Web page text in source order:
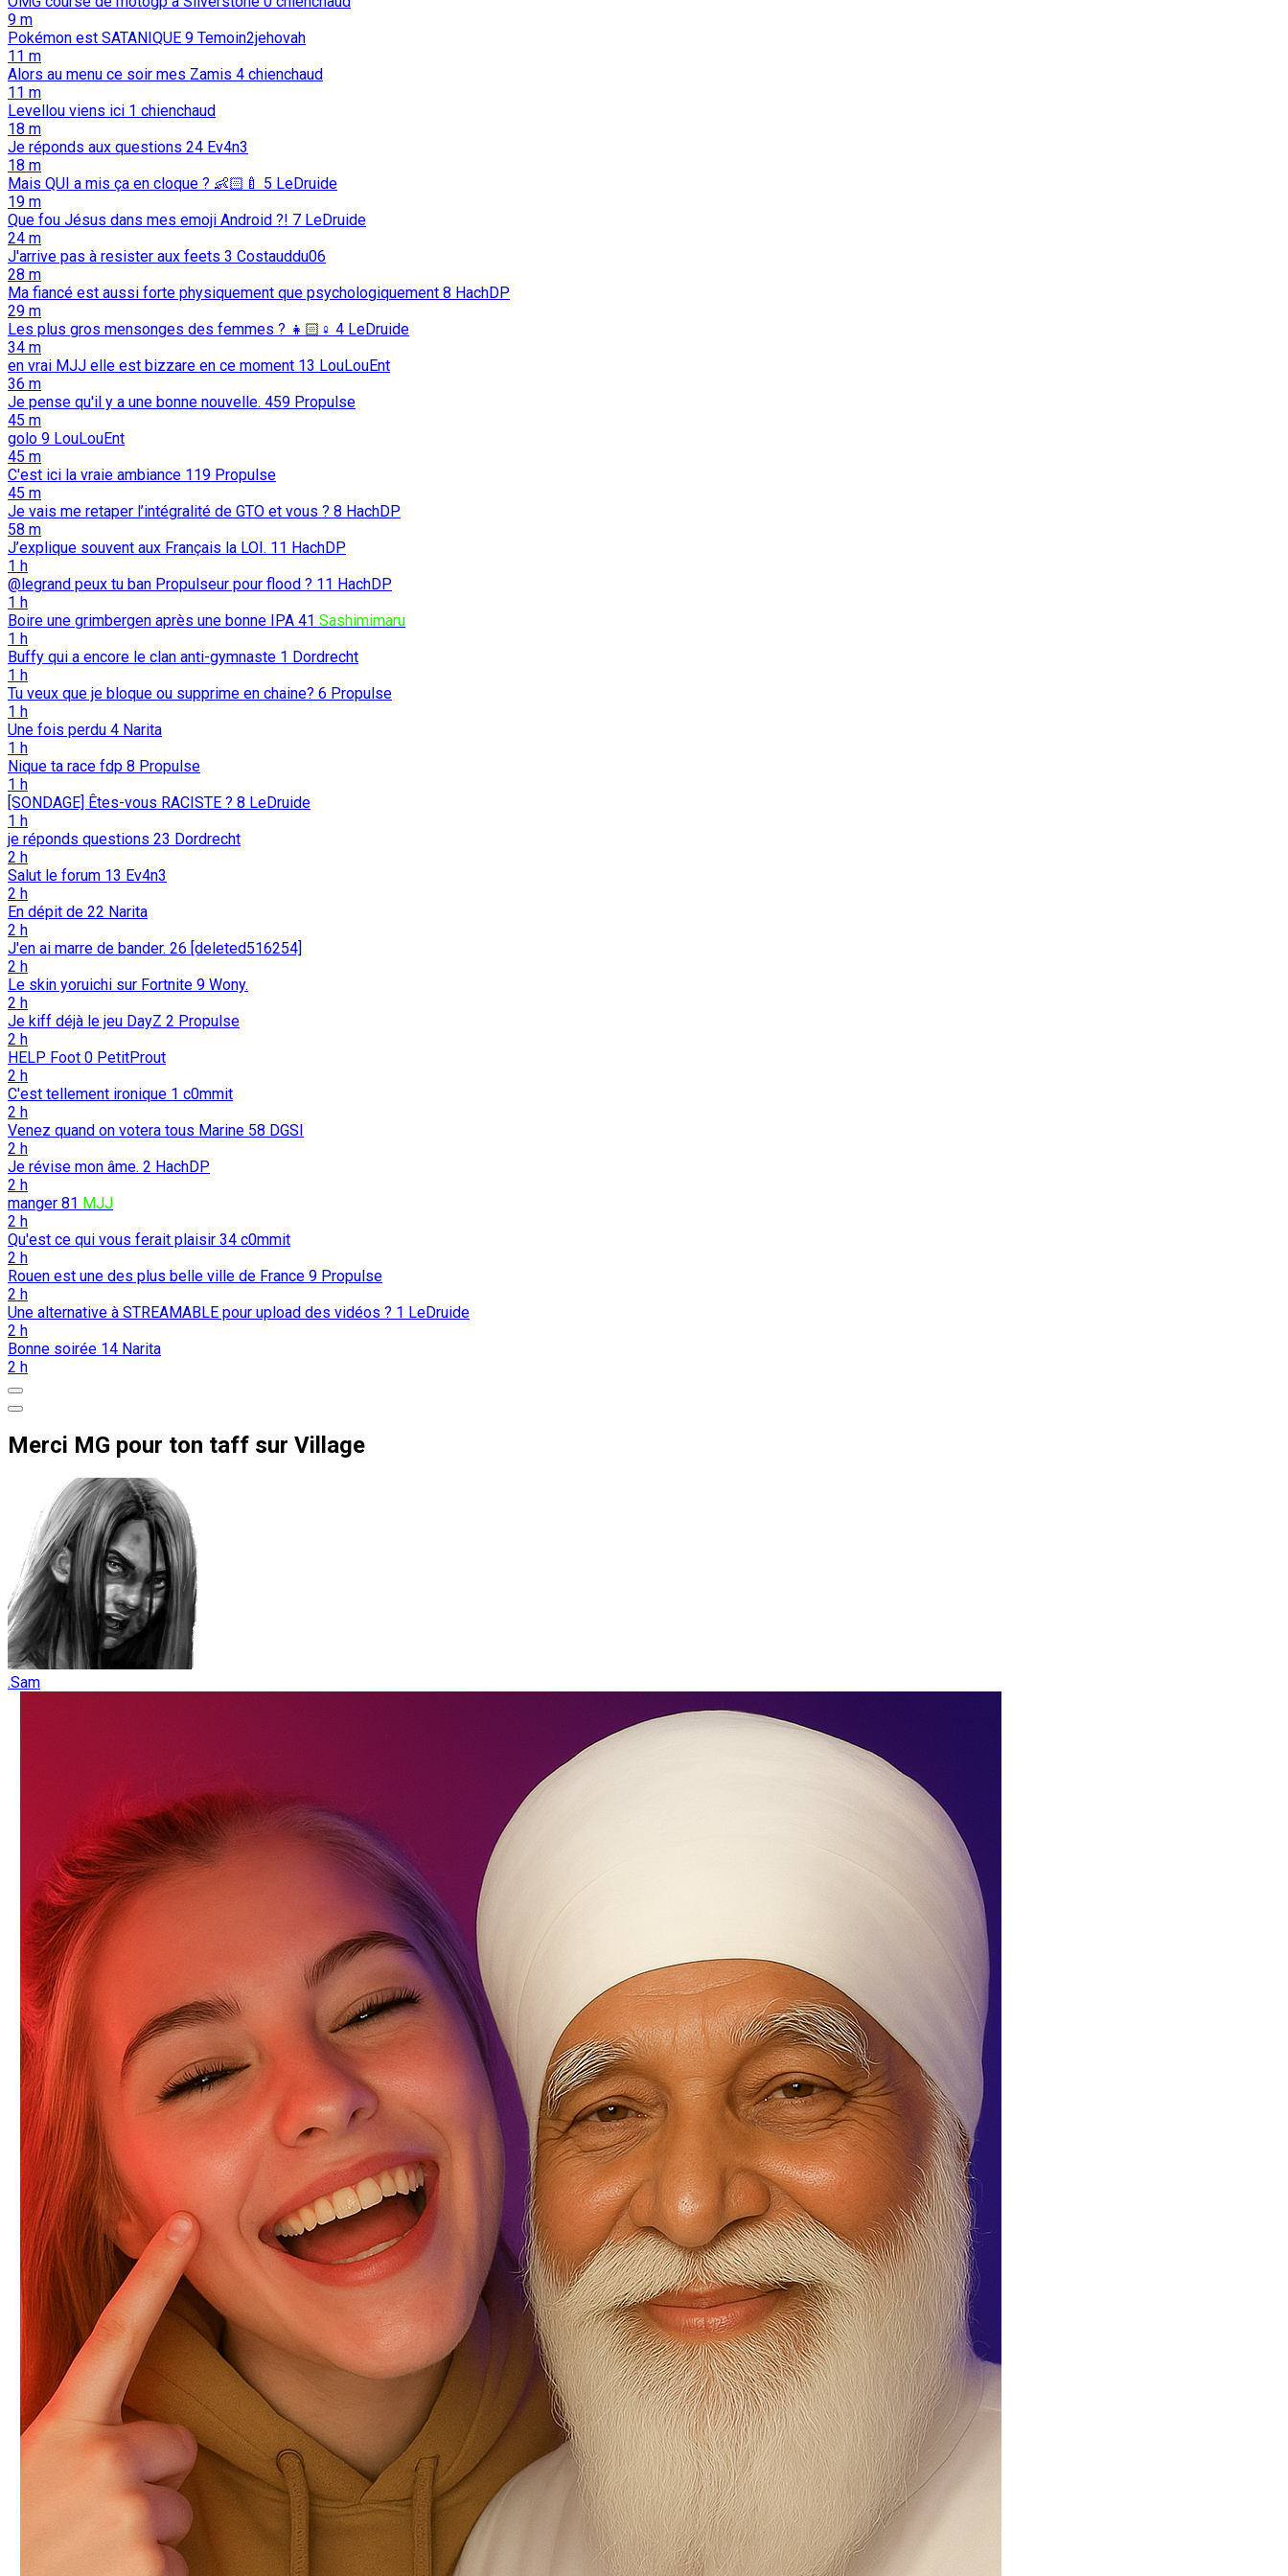
9 m
Pokémon est SATANIQUE 9 Temoin2jehovah
11 m
Alors au menu ce soir mes Zamis 4 chienchaud
11 m
Levellou viens ici 1 chienchaud
18 m
Je réponds aux questions 24 Ev4n3
18 m
Mais QUI a mis ça en cloque ? 👶🏻🍼 5 LeDruide
19 m
Que fou Jésus dans mes emoji Android ?! 7 LeDruide
24 m
J'arrive pas à resister aux feets 3 Costauddu06
28 m
Ma fiancé est aussi forte physiquement que psychologiquement 8 HachDP
29 m
Les plus gros mensonges des femmes ? 👧🏻♀️ 4 LeDruide
34 m
en vrai MJJ elle est bizzare en ce moment 13 LouLouEnt
36 m
Je pense qu'il y a une bonne nouvelle. 459 Propulse
45 m
golo 9 LouLouEnt
45 m
C'est ici la vraie ambiance 119 Propulse
45 m
Je vais me retaper l’intégralité de GTO et vous ? 8 HachDP
58 m
J’explique souvent aux Français la LOI. 11 HachDP
1 h
@legrand peux tu ban Propulseur pour flood ? 11 HachDP
1 h
Boire une grimbergen après une bonne IPA 41 Sashimimaru
1 h
Buffy qui a encore le clan anti-gymnaste 1 Dordrecht
1 h
Tu veux que je bloque ou supprime en chaine? 6 Propulse
1 h
Une fois perdu 4 Narita
1 h
Nique ta race fdp 8 Propulse
1 h
[SONDAGE] Êtes-vous RACISTE ? 8 LeDruide
1 h
je réponds questions 23 Dordrecht
2 h
Salut le forum 13 Ev4n3
2 h
En dépit de 22 Narita
2 h
J'en ai marre de bander. 26 [deleted516254]
2 h
Le skin yoruichi sur Fortnite 9 Wony.
2 h
Je kiff déjà le jeu DayZ 2 Propulse
2 h
HELP Foot 0 PetitProut
2 h
C'est tellement ironique 1 c0mmit
2 h
Venez quand on votera tous Marine 58 DGSI
2 h
Je révise mon âme. 2 HachDP
2 h
manger 81 MJJ
2 h
Qu'est ce qui vous ferait plaisir 34 c0mmit
2 h
Rouen est une des plus belle ville de France 9 Propulse
2 h
Une alternative à STREAMABLE pour upload des vidéos ? 1 LeDruide
2 h
Bonne soirée 14 Narita
2 h
Merci MG pour ton taff sur Village
.Sam